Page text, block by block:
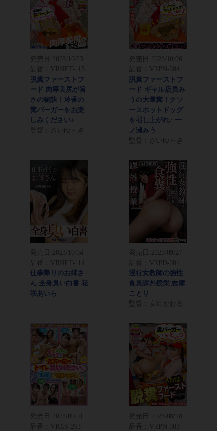
発売日:
2023/10/23
品番：VRNET-115
脱糞ファーストフ
ード 肉厚美尻が旨
さの秘訣！玲香の
糞バーガーをお楽
しみください♪
監督：さいゆ～き
発売日:
2023/10/06
品番：VRPN-004
脱糞ファーストフ
ード ギャル店員み
うの大量糞！クソ
ースホットドッグ
を召し上がれ♪ 一
ノ瀬みう
監督：さいゆ～き
発売日: 2023/10/04
品番：VRNET-114
仕事帰りのお姉さ
ん 全身臭い白書 花
咲あいら
発売日: 2023/09/27
品番：VRPD-001
淫行女教師の強性
食糞課外授業 志摩
ことり
監督：安達かおる
発売日:
2023/09/01
品番：VRXS-293
発売日:
2023/08/18
品番：VRPN-003